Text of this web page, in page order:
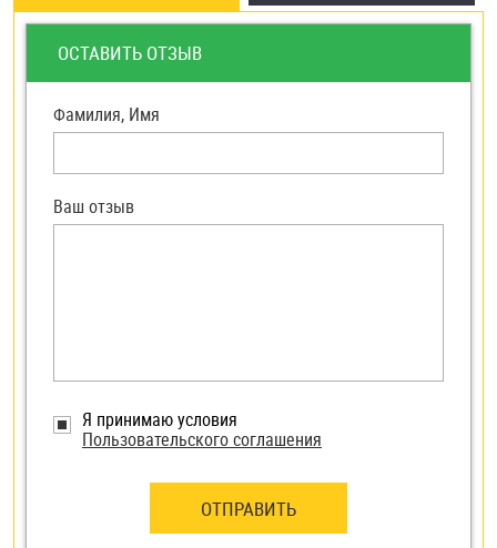
ОСТАВИТЬ ОТЗЫВ
Фамилия, Имя
Я принимаю условия
Пользовательского соглашения
ОТПРАВИТЬ
Ваш отзыв